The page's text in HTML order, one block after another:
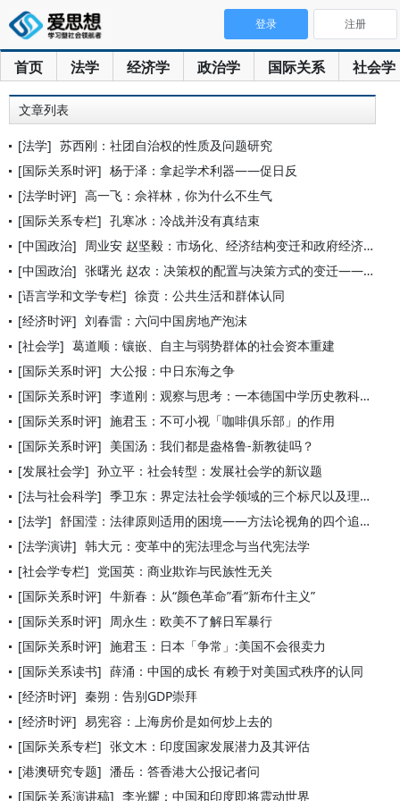
首页 法学 经济学 政治学 国际关系 社会学
登录 注册
文章列表
[法学] 苏西刚：社团自治权的性质及问题研究
[国际关系时评] 杨于泽：拿起学术利器——促日反
[法学时评] 高一飞：佘祥林，你为什么不生气
[国际关系专栏] 孔寒冰：冷战并没有真结束
[中国政治] 周业安 赵坚毅：市场化、经济结构变迁和政府经济结构政策转型—
[中国政治] 张曙光 赵农：决策权的配置与决策方式的变迁——关于中国农村问
[语言学和文学专栏] 徐贲：公共生活和群体认同
[经济时评] 刘春雷：六问中国房地产泡沫
[社会学] 葛道顺：镶嵌、自主与弱势群体的社会资本重建
[国际关系时评] 大公报：中日东海之争
[国际关系时评] 李道刚：观察与思考：一本德国中学历史教科书
[国际关系时评] 施君玉：不可小视「咖啡俱乐部」的作用
[国际关系时评] 美国汤：我们都是盎格鲁-新教徒吗？
[发展社会学] 孙立平：社会转型：发展社会学的新议题
[法与社会科学] 季卫东：界定法社会学领域的三个标尺以及理论研究的新路径
[法学] 舒国滢：法律原则适用的困境——方法论视角的四个追问
[法学演讲] 韩大元：变革中的宪法理念与当代宪法学
[社会学专栏] 党国英：商业欺诈与民族性无关
[国际关系时评] 牛新春：从“颜色革命”看“新布什主义”
[国际关系时评] 周永生：欧美不了解日军暴行
[国际关系时评] 施君玉：日本「争常」:美国不会很卖力
[国际关系读书] 薛涌：中国的成长 有赖于对美国式秩序的认同
[经济时评] 秦朔：告别GDP崇拜
[经济时评] 易宪容：上海房价是如何炒上去的
[国际关系专栏] 张文木：印度国家发展潜力及其评估
[港澳研究专题] 潘岳：答香港大公报记者问
[国际关系演讲稿] 李光耀：中国和印度即将震动世界